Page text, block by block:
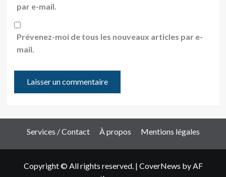
par e-mail.
Prévenez-moi de tous les nouveaux articles par e-
mail.
Services / Contact À propos Mentions légales
Copyright © All rights reserved. | CoverNews by AF